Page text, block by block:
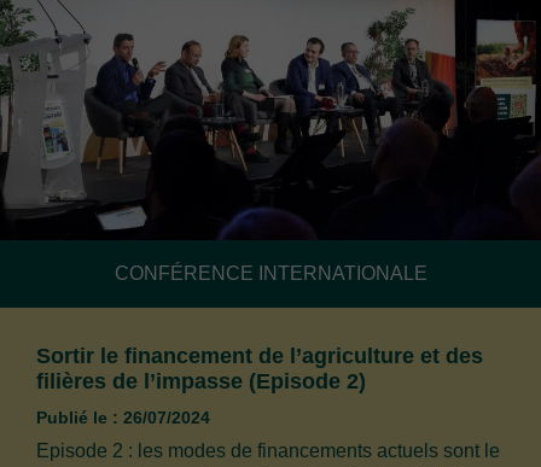
CONFÉRENCE INTERNATIONALE
Sortir le financement de l’agriculture et des
filières de l’impasse (Episode 2)
Publié le : 26/07/2024
Episode 2 : les modes de financements actuels sont le